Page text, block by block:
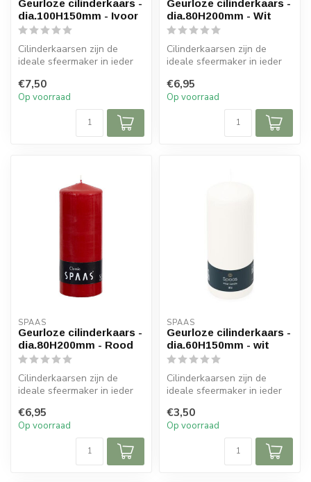
Geurloze cilinderkaars -
dia.100H150mm - Ivoor
Cilinderkaarsen zijn de
ideale sfeermaker in ieder
bran...
€7,50
Op voorraad
Geurloze cilinderkaars -
dia.80H200mm - Wit
Cilinderkaarsen zijn de
ideale sfeermaker in ieder
bran...
€6,95
Op voorraad
SPAAS
Geurloze cilinderkaars -
dia.80H200mm - Rood
Cilinderkaarsen zijn de
ideale sfeermaker in ieder
bran...
€6,95
Op voorraad
SPAAS
Geurloze cilinderkaars -
dia.60H150mm - wit
Cilinderkaarsen zijn de
ideale sfeermaker in ieder
bran...
€3,50
Op voorraad